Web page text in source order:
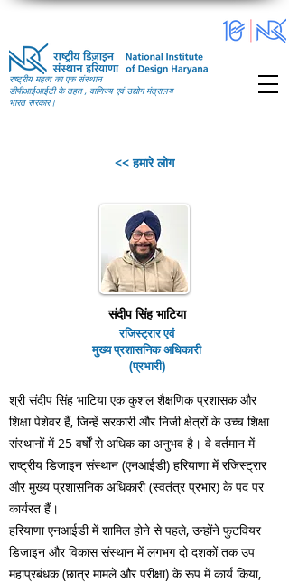
राष्ट्रीय महत्व का एक संस्थान
डीपीआईआईटी के तहत , वाणिज्य एवं उद्योग मंत्रालय
भारत सरकार।
<< हमारे लोग
संदीप सिंह भाटिया
रजिस्ट्रार एवं
मुख्य प्रशासनिक अधिकारी
(प्रभारी)
श्री संदीप सिंह भाटिया एक कुशल शैक्षणिक प्रशासक और
शिक्षा पेशेवर हैं, जिन्हें सरकारी और निजी क्षेत्रों के उच्च शिक्षा
संस्थानों में 25 वर्षों से अधिक का अनुभव है। वे वर्तमान में
राष्ट्रीय डिजाइन संस्थान (एनआईडी) हरियाणा में रजिस्ट्रार
और मुख्य प्रशासनिक अधिकारी (स्वतंत्र प्रभार) के पद पर
कार्यरत हैं।
हरियाणा एनआईडी में शामिल होने से पहले, उन्होंने फुटवियर
डिजाइन और विकास संस्थान में लगभग दो दशकों तक उप
महाप्रबंधक (छात्र मामले और परीक्षा) के रूप में कार्य किया,